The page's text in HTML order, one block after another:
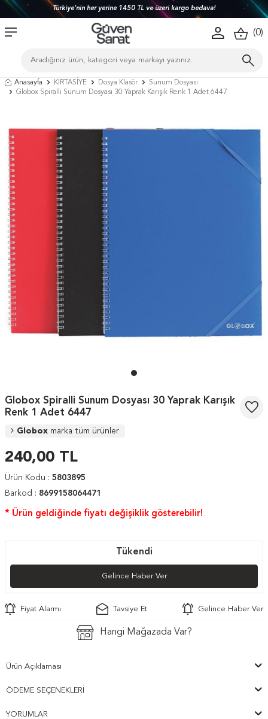
Türkiye'nin her yerine 1450 TL ve üzeri kargo bedava!
(0)
Anasayfa KIRTASİYE Dosya Klasör
Sunum Dosyası
Globox Spiralli Sunum Dosyası 30 Yaprak Karışık Renk 1 Adet 6447
Globox Spiralli Sunum Dosyası 30 Yaprak Karışık
Renk 1 Adet 6447
Globox marka tüm ürünler
240,00 TL
Ürün Kodu : 5803895
Barkod : 8699158064471
* Ürün geldiğinde fiyatı değişiklik gösterebilir!
Tükendi
Gelince Haber Ver
Fiyat Alarmı Tavsiye Et Gelince Haber Ver
Hangi Mağazada Var?
Ürün Açıklaması
ÖDEME SEÇENEKLERI
YORUMLAR